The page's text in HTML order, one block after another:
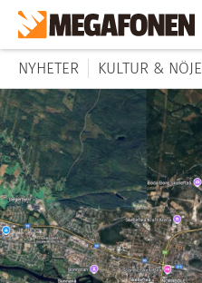
NYHETER KULTUR & NÖJE